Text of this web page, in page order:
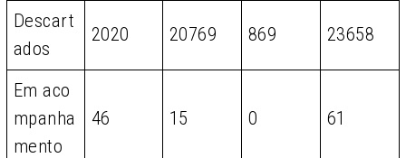
Descart
ados
2020 20769 869 23658
Em aco
mpanha
mento
46 15 0 61